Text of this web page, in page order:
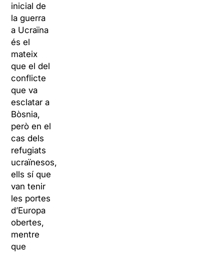
inicial de
la guerra
a Ucraïna
és el
mateix
que el del
conflicte
que va
esclatar a
Bòsnia,
però en el
cas dels
refugiats
ucraïnesos,
ells sí que
van tenir
les portes
d’Europa
obertes,
mentre
que